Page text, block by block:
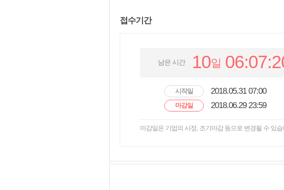
접수기간
남은 시간 10일
시작일 2018.05.31 07:00
마감일 2018.06.29 23:59
마감일은 기업의 사정, 조기마감 등으로 변경될 수 있습